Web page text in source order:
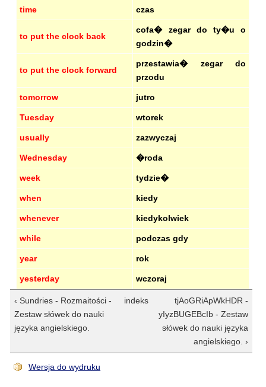
time czas
to put the clock back
cofa� zegar do ty�u o
godzin�
to put the clock forward
przestawia� zegar do
przodu
tomorrow jutro
Tuesday wtorek
usually zazwyczaj
Wednesday �roda
week tydzie�
when kiedy
whenever kiedykolwiek
while podczas gdy
year rok
yesterday wczoraj
‹ Sundries - Rozmaitości -
Zestaw słówek do nauki
języka angielskiego.
indeks
tjAoGRiApWkHDR -
yIyzBUGEBcIb - Zestaw
słówek do nauki języka
angielskiego. ›
Wersja do wydruku